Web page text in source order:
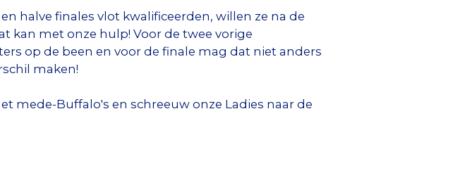
halve finales vlot kwalificeerden, willen ze na de
kan met onze hulp! Voor de twee vorige
op de been en voor de finale mag dat niet anders
maken!
mede-Buffalo's en schreeuw onze Ladies naar de